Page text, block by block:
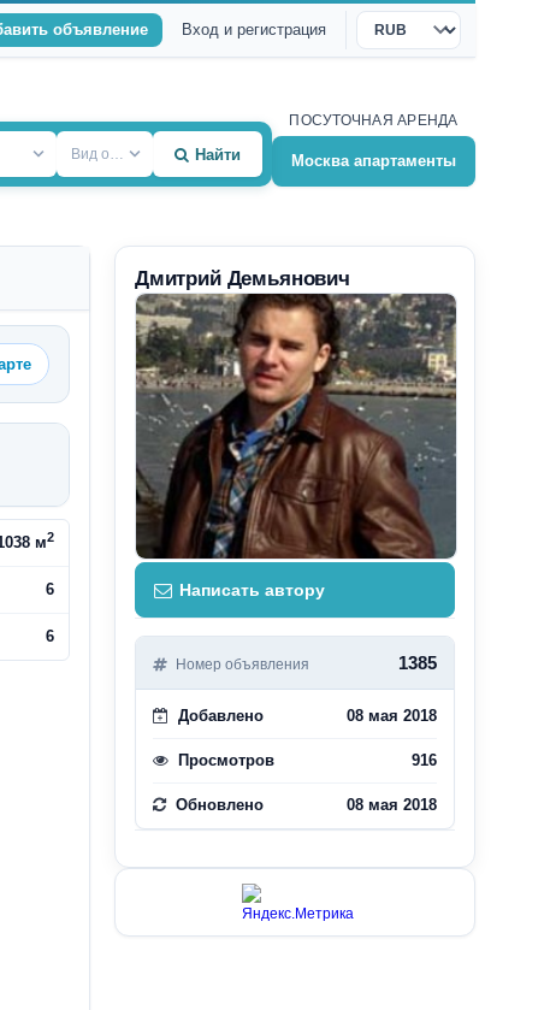
объявление Вход и регистрация
Валюта
Вид объекта Найти
ПОСУТОЧНАЯ АРЕНДА
Москва апартаменты
м2
6
6
Дмитрий Демьянович
Написать автору
Номер объявления 1385
Добавлено 08 мая 2018
Просмотров 916
Обновлено 08 мая 2018